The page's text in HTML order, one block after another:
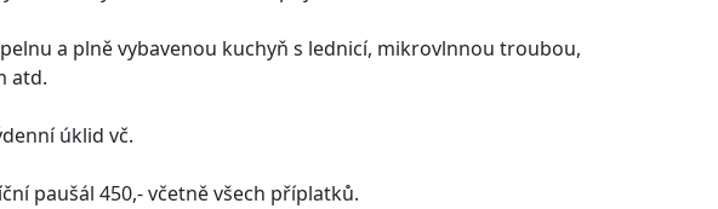
a plně vybavenou kuchyň s lednicí, mikrovlnnou troubou,
atd.
úklid vč.
paušál 450,- včetně všech příplatků.